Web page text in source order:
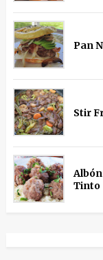
Pan
Stir
Tinto